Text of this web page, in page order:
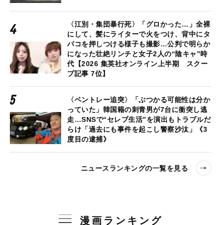
〈江別・集団暴行死〉「グロかった…」全裸
にして、髪にライターで火をつけ、背中にタ
バコを押しつける様子も撮影…公判で明らか
になった壮絶リンチと女子2人の“陰キャ”時
代【2026 集英社オンライン上半期 スクー
プ記事 7位】
〈ベントレー追突〉「ぶつかる可能性は分か
っていた」韓国籍の刺青男が7台に衝突し逃
走…SNSで“セレブ生活”を演出もトラブルだ
らけ「過去にも事件を起こし警察沙汰」《3
度目の逮捕》
ニュースランキングの一覧を見る
漫画ランキング